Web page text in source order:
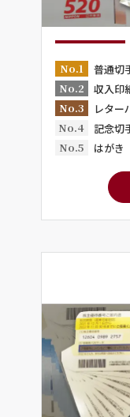
No.1
普通切
No.2
収入印
No.3
レター
No.4
記念切
No.5
はがき